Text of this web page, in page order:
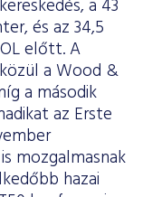
a 43
és az 34,5
előtt. A
a Wood &
a második
az Erste
mozgalmasnak
hazai